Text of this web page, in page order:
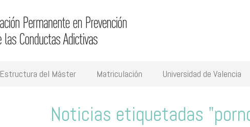
Estructura del Máster Matriculación Universidad de Valencia
Noticias etiquetadas